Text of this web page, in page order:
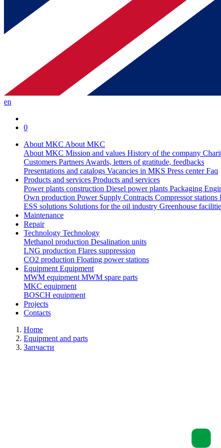
en
0
About MKC About MKC
About MKC Mission and values History of the company
Customers PartnersAwards, letters of gratitude, feedbacks
Presentations and catalogs Vacancies in MKS Press centerFaq
Products and services Products and services
Power plants construction Diesel power plants Packaging
Own production Power Supply Contracts Compressor stations
ESS solutions Solutions for the oil industry Greenhouse
Maintenance
Repair
Technology Technology
Methanol production Desalination units
LNG production Flares suppression
СО2 production Floating power stations
EquipmentEquipment
MWM equipmentMWM spare parts
MKC equipment
BOSCH equipment
Projects
Contacts
Home
Equipment and parts
Запчасти